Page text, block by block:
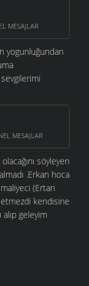
MESAJLAR
yogunluğundan
MESAJLAR
söyleyen
.Erkan hoca
(Ertan
kendisine
geleyim